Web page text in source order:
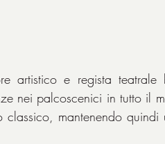
artistico e regista teatrale
nei palcoscenici in tutto il
classico, mantenendo